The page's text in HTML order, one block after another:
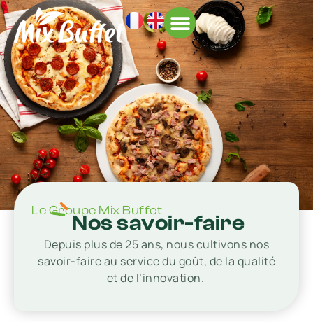
Le Groupe Mix Buffet
Nos savoir-faire
Depuis plus de 25 ans, nous cultivons nos
savoir-faire au service du goût, de la qualité
et de l’innovation.